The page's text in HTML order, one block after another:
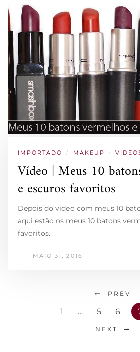
IMPORTADO / MAKEUP /
Vídeo | Meus 10
e escuros favoritos
Depois do vídeo com meus 10
aqui estão os meus 10 batons
favoritos.
MAIO 31, 2016
PREV
1 … 5 6
NEXT